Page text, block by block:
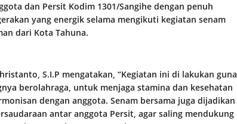
dan Persit Kodim 1301/Sangihe dengan penuh
yang energik selama mengikuti kegiatan senam
dari Kota Tahuna.
S.I.P mengatakan, “Kegiatan ini di lakukan guna
berolahraga, untuk menjaga stamina dan kesehatan
dengan anggota. Senam bersama juga dijadikan
antar anggota Persit, agar saling mendukung